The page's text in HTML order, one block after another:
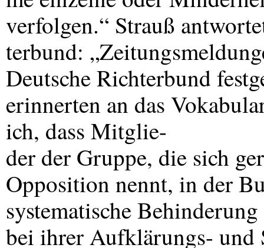
verfolgen.“ Strauß
terbund:
Deutsche Richterbund
erinnerten an das
ich, dass Mitglie-
der der Gruppe, die sich
Opposition nennt, in der
systematische
bei ihrer Aufklärungs- und